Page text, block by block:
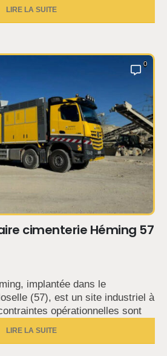
LIRE LA SUITE
0
cimenterie Héming 57
implantée dans le
(57), est un site industriel à
opérationnelles sont
LIRE LA SUITE